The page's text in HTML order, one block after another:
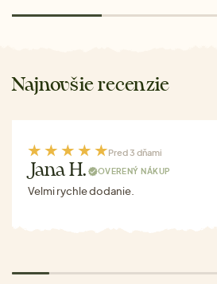
Najnovšie recenzie
Pred 3 dňami
Jana H. OVERENÝ NÁKUP
Velmi rychle dodanie.